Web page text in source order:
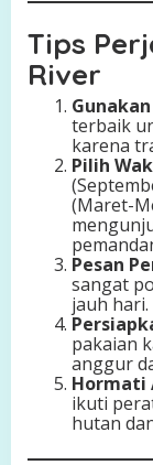
Tips
River
terbaik
karena
Pilih
(Maret-
Pesan
sangat
jauh hari.
pakaian
anggur
Hormati
ikuti
hutan